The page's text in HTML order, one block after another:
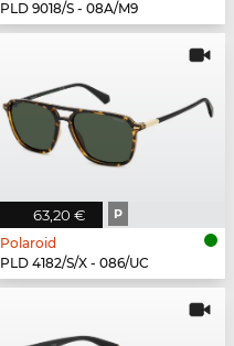
PLD 9018/S - 08A/M9
63,20 € P
Polaroid
PLD 4182/S/X - 086/UC